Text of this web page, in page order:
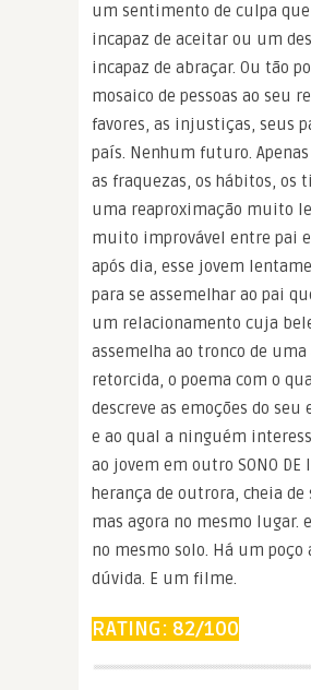
um sentimento de culpa
incapaz de aceitar ou um
incapaz de abraçar. Ou tão
mosaico de pessoas ao seu
favores, as injustiças, seus
país. Nenhum futuro.
as fraquezas, os hábitos, os
uma reaproximação muito
muito improvável entre pai
após dia, esse jovem
para se assemelhar ao pai
um relacionamento cuja
assemelha ao tronco de uma
retorcida, o poema com o
descreve as emoções do seu
e ao qual a ninguém
ao jovem em outro SONO DE
herança de outrora, cheia de
mas agora no mesmo lugar.
no mesmo solo. Há um poço
dúvida. E um filme.
RATING: 82/100